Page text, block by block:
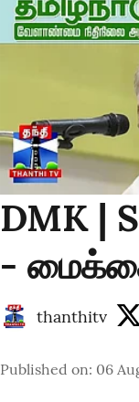
DMK |
-
thanthitv
Published on: 06